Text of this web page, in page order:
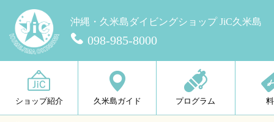
沖縄・久米島ダイビングショップ JiC久米島
098-985-8000
ショップ紹介 久米島ガイド プログラム